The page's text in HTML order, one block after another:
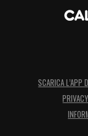
SCARICA L’APP